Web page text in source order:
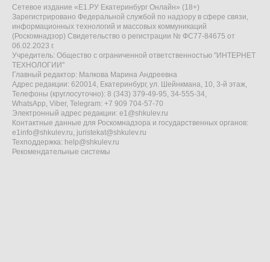
Сетевое издание «Е1.РУ Екатеринбург Онлайн» (18+)
Зарегистрировано Федеральной службой по надзору в сфере связи,
информационных технологий и массовых коммуникаций
(Роскомнадзор) Свидетельство о регистрации № ФС77-84675 от
06.02.2023 г.
Учредитель: Общество с ограниченной ответственностью "ИНТЕРНЕТ
ТЕХНОЛОГИИ"
Главный редактор: Малкова Марина Андреевна
Адрес редакции: 620014, Екатеринбург, ул. Шейнкмана, 10, 3-й этаж,
Телефоны (круглосуточно): 8 (343) 379-49-95, 34-555-34,
WhatsApp, Viber, Telegram: +7 909 704-57-70
Электронный адрес редакции: e1@shkulev.ru
Контактные данные для Роскомнадзора и государственных органов:
e1info@shkulev.ru, juristekat@shkulev.ru
Техподдержка: help@shkulev.ru
Рекомендательные системы